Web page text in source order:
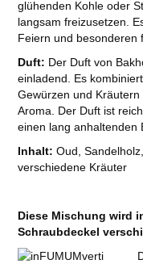
glühenden Kohle oder
langsam freizusetzen.
Feiern und besonderen
Duft: Der Duft von
einladend. Es
Gewürzen und
Aroma. Der Duft ist
einen lang anhaltenden
Inhalt: Oud,
verschiedene Kräuter
Diese Mischung wird
Schraubdeckel